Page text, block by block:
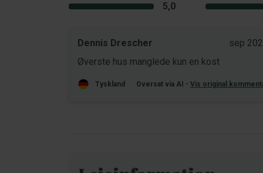
5,0
Dennis Drescher
sep
Øverste hus manglede kun en kost
Tyskland Oversat via AI - Vis original